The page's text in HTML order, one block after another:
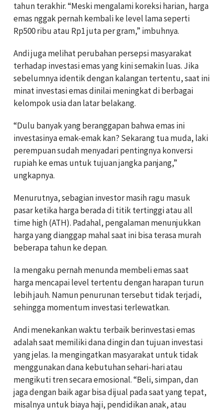
tahun terakhir. “Meski mengalami koreksi harian, harga
emas nggak pernah kembali ke level lama seperti
Rp500 ribu atau Rp1 juta per gram,” imbuhnya.
Andi juga melihat perubahan persepsi masyarakat
terhadap investasi emas yang kini semakin luas. Jika
sebelumnya identik dengan kalangan tertentu, saat ini
minat investasi emas dinilai meningkat di berbagai
kelompok usia dan latar belakang.
“Dulu banyak yang beranggapan bahwa emas ini
investasinya emak-emak kan? Sekarang tua muda, laki
perempuan sudah menyadari pentingnya konversi
rupiah ke emas untuk tujuan jangka panjang,”
ungkapnya.
Menurutnya, sebagian investor masih ragu masuk
pasar ketika harga berada di titik tertinggi atau all
time high (ATH). Padahal, pengalaman menunjukkan
harga yang dianggap mahal saat ini bisa terasa murah
beberapa tahun ke depan.
Ia mengaku pernah menunda membeli emas saat
harga mencapai level tertentu dengan harapan turun
lebih jauh. Namun penurunan tersebut tidak terjadi,
sehingga momentum investasi terlewatkan.
Andi menekankan waktu terbaik berinvestasi emas
adalah saat memiliki dana dingin dan tujuan investasi
yang jelas. Ia mengingatkan masyarakat untuk tidak
menggunakan dana kebutuhan sehari-hari atau
mengikuti tren secara emosional. “Beli, simpan, dan
jaga dengan baik agar bisa dijual pada saat yang tepat,
misalnya untuk biaya haji, pendidikan anak, atau